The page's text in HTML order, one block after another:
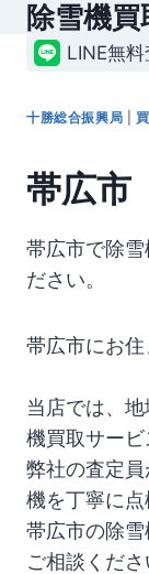
除雪機買
LINE無
十勝総合振興局
帯広
帯広市で除
ださい。
帯広市にお住
当店では、
機買取サービ
弊社の査定
機を丁寧に点
帯広市の除
ご相談くださ